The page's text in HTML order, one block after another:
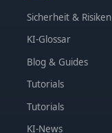
Sicherheit & Risiken
KI-Glossar
Blog & Guides
Tutorials
Tutorials
KI-News